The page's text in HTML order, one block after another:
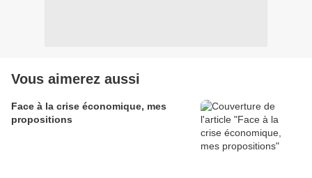
Vous aimerez aussi
Face à la crise économique, mes
propositions